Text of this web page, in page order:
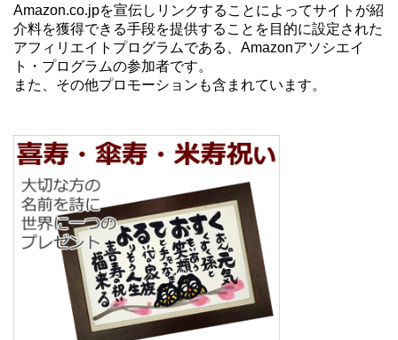
Amazon.co.jpを宣伝しリンクすることによってサイトが紹
介料を獲得できる手段を提供することを目的に設定された
アフィリエイトプログラムである、Amazonアソシエイ
ト・プログラムの参加者です。
また、その他プロモーションも含まれています。